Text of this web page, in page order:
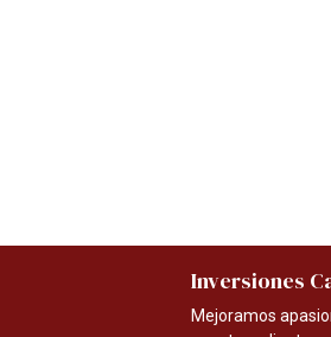
Inversiones
Mejoramos